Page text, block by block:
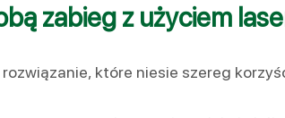
zabieg z użyciem
które niesie szereg